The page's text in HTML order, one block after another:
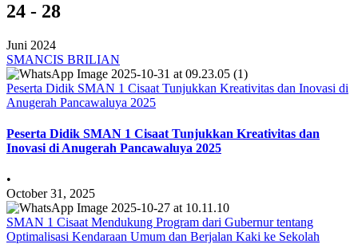
24 - 28
Juni 2024
SMANCIS BRILIAN
Peserta Didik SMAN 1 Cisaat Tunjukkan Kreativitas dan Inovasi di
Anugerah Pancawaluya 2025
Peserta Didik SMAN 1 Cisaat Tunjukkan Kreativitas dan
Inovasi di Anugerah Pancawaluya 2025
•
October 31, 2025
SMAN 1 Cisaat Mendukung Program dari Gubernur tentang
Optimalisasi Kendaraan Umum dan Berjalan Kaki ke Sekolah